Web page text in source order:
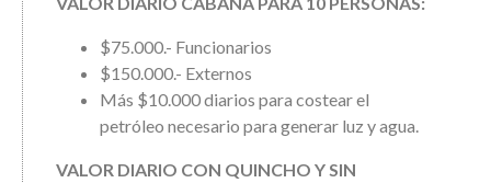
$75.000.- Funcionarios
$150.000.- Externos
Más $10.000 diarios para costear el
petróleo necesario para generar luz y agua.
VALOR DIARIO CON QUINCHO Y SIN